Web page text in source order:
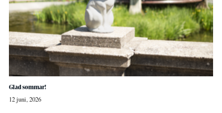
Glad sommar!
12 juni, 2026